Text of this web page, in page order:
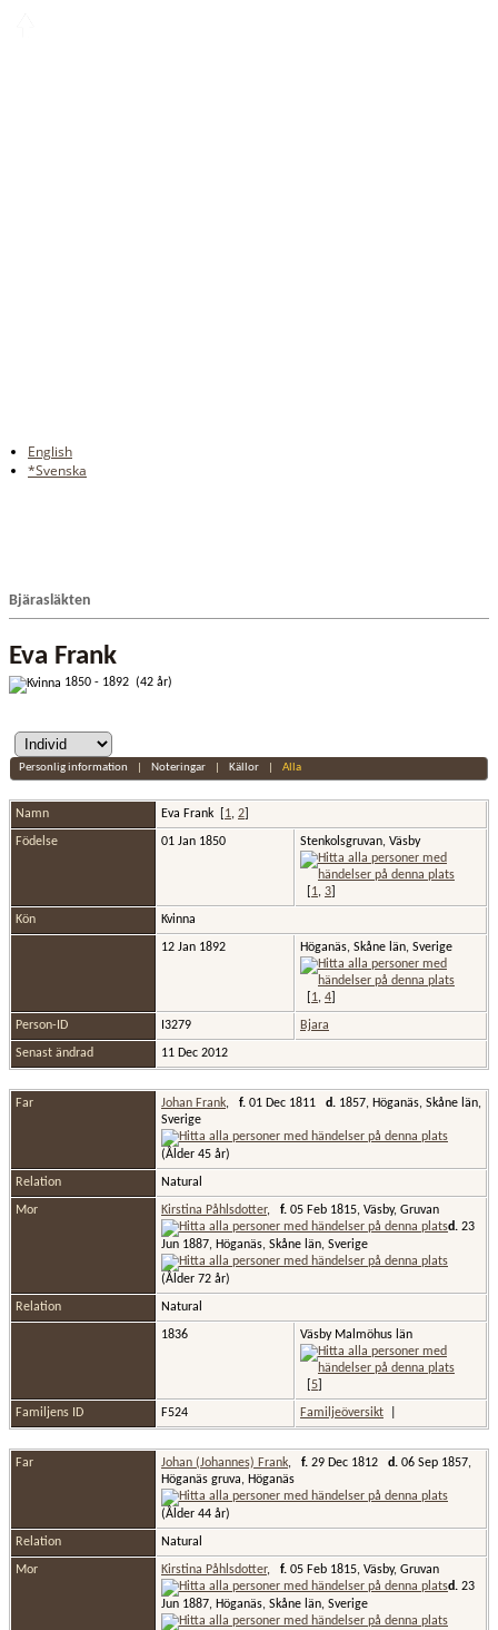
English
*Svenska
Bjärasläkten
Eva Frank
1850 - 1892 (42 år)
Personlig information Noteringar| Källor| Alla
Namn Eva Frank 1, 2
Födelse 01 Jan 1850 Stenkolsgruvan, Väsby
1, 3
Kön Kvinna
12 Jan 1892 Höganäs, Skåne län, Sverige
1, 4
Person-ID I3279 Bjara
Senast ändrad 11 Dec 2012
Far Johan Frank, f. 01 Dec 1811 d. 1857, Höganäs, Skåne län,
Sverige
(Ålder 45 år)
Relation Natural
Mor Kirstina Påhlsdotter, f. 05 Feb 1815, Väsby, Gruvan
d. 23
Jun 1887, Höganäs, Skåne län, Sverige
(Ålder 72 år)
Relation Natural
1836 Väsby Malmöhus län
5
Familjens ID F524 Familjeöversikt
Far Johan (Johannes) Frank, f. 29 Dec 1812 d. 06 Sep 1857,
Höganäs gruva, Höganäs
(Ålder 44 år)
Relation Natural
Mor Kirstina Påhlsdotter, f. 05 Feb 1815, Väsby, Gruvan
d. 23
Jun 1887, Höganäs, Skåne län, Sverige